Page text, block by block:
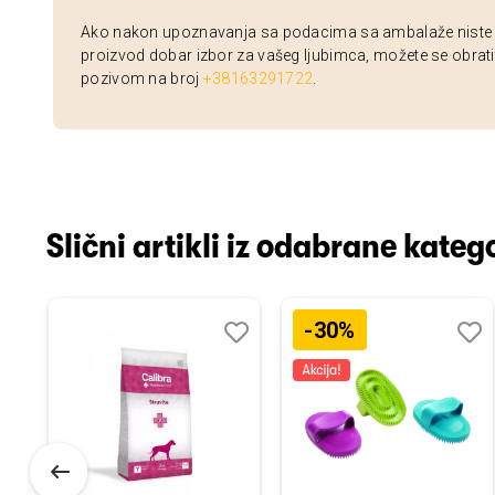
Ako nakon upoznavanja sa podacima sa ambalaže niste
proizvod dobar izbor za vašeg ljubimca, možete se
pozivom na broj +38163291722
Slični artikli iz odabrane
-30%
listu
želja